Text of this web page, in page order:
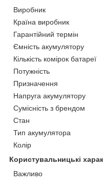
Виробник
Країна виробник
Гарантійний термін
Ємність акумулятору
Кількість комірок батареї
Потужність
Призначення
Напруга акумулятору
Сумісність з брендом
Стан
Тип акумулятора
Колір
Користувальницькі
Важливо